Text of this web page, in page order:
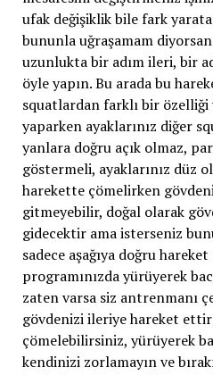
ufak değişiklik bile fark
bununla uğraşamam
uzunlukta bir adım ileri, bir
öyle yapın. Bu arada bu
squatlardan farklı bir özelliği
yaparken ayaklarınız diğer
yanlara doğru açık olmaz,
göstermeli, ayaklarınız düz
harekette çömelirken
gitmeyebilir, doğal olarak
gidecektir ama isterseniz
sadece aşağıya doğru
programınızda yürüyerek
zaten varsa siz antrenmanı
gövdenizi ileriye hareket
çömelebilirsiniz, yürüyerek
kendinizi zorlamayın ve